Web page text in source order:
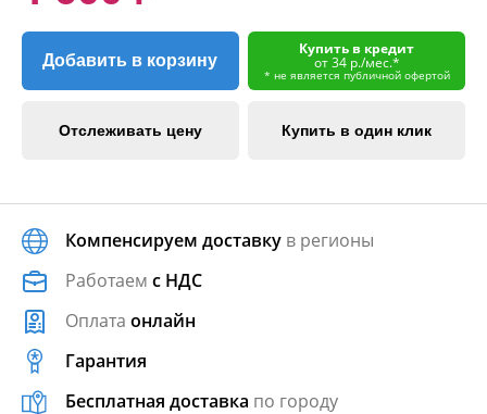
Добавить в корзину
Купить в кредит
от 34 р./мес.*
* не является публичной офертой
Отслеживать цену Купить в один клик
Компенсируем доставку в регионы
Работаем с НДС
Оплата онлайн
Гарантия
Бесплатная доставка по городу